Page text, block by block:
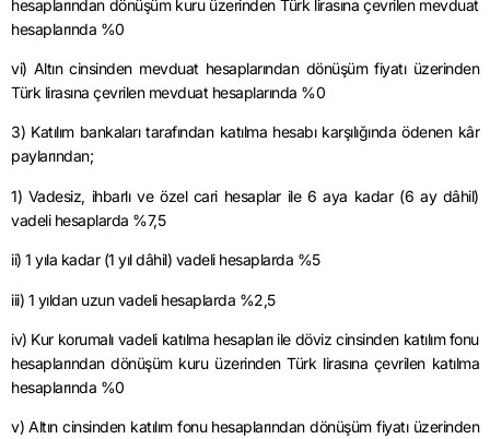
hesaplarından dönüşüm kuru üzerinden Türk lirasına çevrilen mevduat
hesaplarında %0
vi) Altın cinsinden mevduat hesaplarından dönüşüm fiyatı üzerinden
Türk lirasına çevrilen mevduat hesaplarında %0
3) Katılım bankaları tarafından katılma hesabı karşılığında ödenen kâr
paylarından;
1) Vadesiz, ihbarlı ve özel cari hesaplar ile 6 aya kadar (6 ay dâhil)
vadeli hesaplarda %7,5
ii) 1 yıla kadar (1 yıl dâhil) vadeli hesaplarda %5
iii) 1 yıldan uzun vadeli hesaplarda %2,5
iv) Kur korumalı vadeli katılma hesapları ile döviz cinsinden katılım fonu
hesaplarından dönüşüm kuru üzerinden Türk lirasına çevrilen katılma
hesaplarında %0
v) Altın cinsinden katılım fonu hesaplarından dönüşüm fiyatı üzerinden